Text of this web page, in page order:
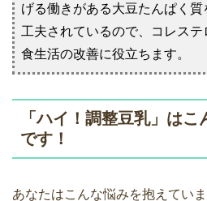
げる働きがある大豆たんぱく
工夫されているので、コレス
食生活の改善に役立ちます。
「ハイ！調整豆乳」は
です！
あなたはこんな悩みを抱えてい